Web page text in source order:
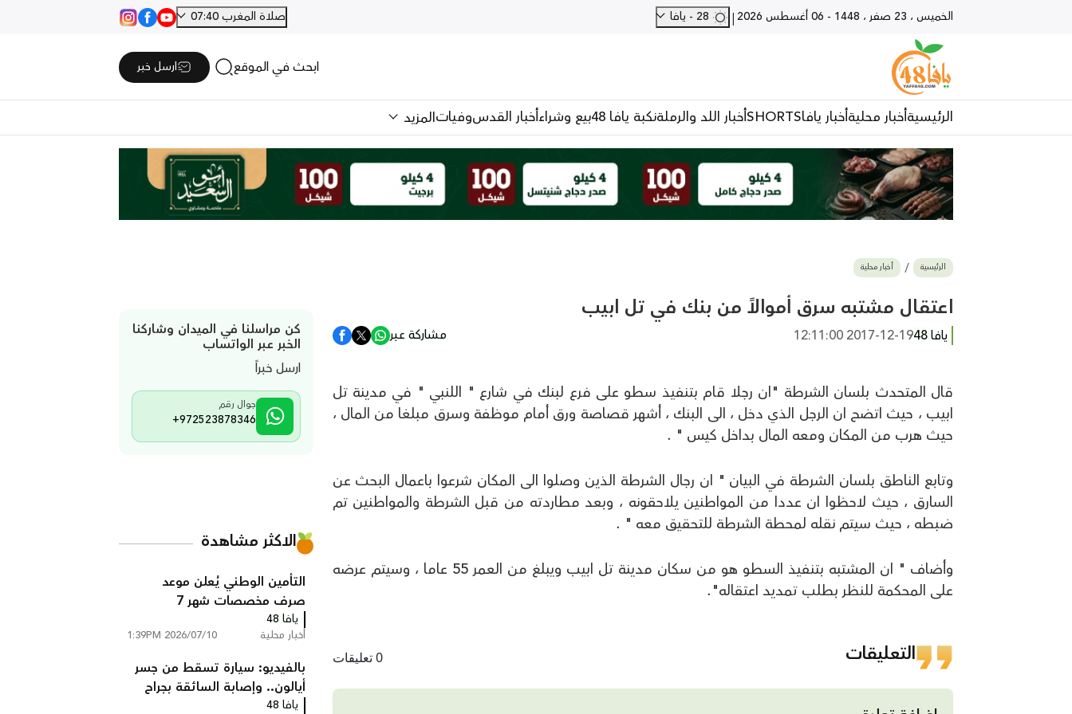
الخميس ، 23 صفر ، 1448 - 06 أغسطس 2026 | صلاة المغرب 07:40
ابحث في الموقع ارسل خبر
الرئيسيةأخبار محليةأخبار يافاSHORTSأخبار اللد والرملةنكبة يافا 48 بيع وشراءأخبار القدسوفياتالمزيد
الرئيسية أخبار محلية
اعتقال مشتبه سرق أموالاً من بنك في تل ابيب
يافا 48 2017-12-19 12:11:00 مشاركة عبر
قال المتحدث بلسان الشرطة "ان رجلا قام بتنفيذ سطو على فرع لبنك في شارع " اللنبي " في مدينة تل
ابيب ، حيث اتضح ان الرجل الذي دخل ، الى البنك ، أشهر قصاصة ورق أمام موظفة وسرق مبلغا من المال ،
حيث هرب من المكان ومعه المال بداخل كيس " .
وتابع الناطق بلسان الشرطة في البيان " ان رجال الشرطة الذين وصلوا الى المكان شرعوا باعمال البحث عن
السارق ، حيث لاحظوا ان عددا من المواطنين يلاحقونه ، وبعد مطاردته من قبل الشرطة والمواطنين تم
ضبطه ، حيث سيتم نقله لمحطة الشرطة للتحقيق معه " .
وأضاف " ان المشتبه بتنفيذ السطو هو من سكان مدينة تل ابيب ويبلغ من العمر 55 عاما ، وسيتم عرضه
على المحكمة للنظر بطلب تمديد اعتقاله".
التعليقات 0 تعليقات
كن مراسلنا في الميدان وشاركنا
الخبر عبر الواتساب
ارسل خبراً
جوال رقم
+972523878346
الاكثر مشاهدة
التأمين الوطني يُعلن موعد
صرف مخصصات شهر 7
يافا 48
أخبار محلية 2026/07/10 1:39PM
بالفيديو: سيارة تسقط من جسر
أيالون.. وإصابة السائقة بجراح
خطيرة
يافا 48